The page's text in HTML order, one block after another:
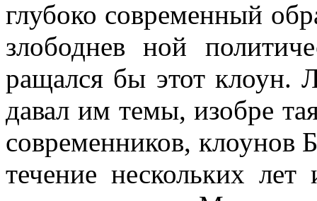
глубоко современный
злободнев­ ной
ращался бы этот клоун.
давал им темы, изобре­
современников, клоунов
течение нескольких